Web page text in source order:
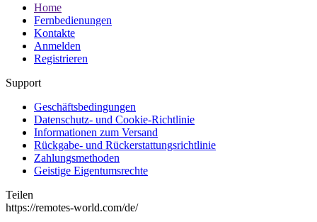
Home
Fernbedienungen
Kontakte
Anmelden
Registrieren
Support
Geschäftsbedingungen
Datenschutz- und Cookie-Richtlinie
Informationen zum Versand
Rückgabe- und Rückerstattungsrichtlinie
Zahlungsmethoden
Geistige Eigentumsrechte
Teilen
https://remotes-world.com/de/